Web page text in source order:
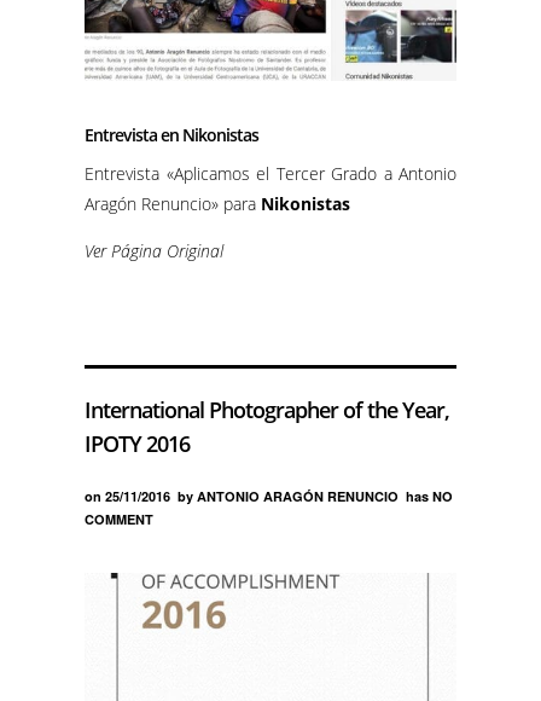
Entrevista en Nikonistas
Entrevista «Aplicamos el Tercer Grado a Antonio
Aragón Renuncio» para Nikonistas
Ver Página Original
International Photographer of the Year,
IPOTY 2016
on 25/11/2016 by ANTONIO ARAGÓN RENUNCIO has NO
COMMENT